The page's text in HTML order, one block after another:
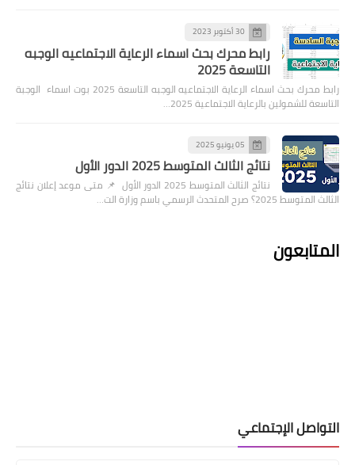
30 أكتوبر 2023
رابط محرك بحث اسماء الرعاية الاجتماعيه الوجبه
التاسعة 2025
رابط محرك بحث اسماء الرعاية الاجتماعيه الوجبه التاسعة 2025 بوت اسماء الوجبة
التاسعة للشمولين بالرعاية الاجتماعية 2025…
05 يونيو 2025
نتائج الثالث المتوسط 2025 الدور الأول
نتائج الثالث المتوسط 2025 الدور الأول 📌 متى موعد إعلان نتائج
الثالث المتوسط 2025؟ صرح المتحدث الرسمي باسم وزارة الت…
المتابعون
التواصل الإجتماعي